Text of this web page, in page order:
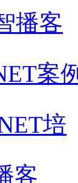
播客
案
培
客